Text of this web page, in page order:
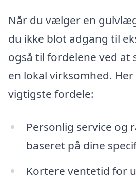
Når du vælger en
du ikke blot adgang til
også til fordelene ved at
en lokal virksomhed.
vigtigste fordele:
Personlig service og
baseret på dine
Kortere ventetid for